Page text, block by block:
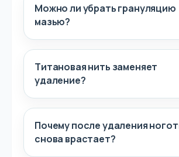
Можно ли убрать грануляцию
мазью?
Титановая нить заменяет
удаление?
Почему после удаления
снова врастает?